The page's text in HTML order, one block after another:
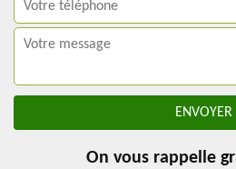
On vous rappelle